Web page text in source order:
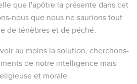
que l'apôtre la présente dans cet
nous que nous ne saurions tout
de ténèbres et de péché.
au moins la solution, cherchons-
de notre intelligence mais
et morale.